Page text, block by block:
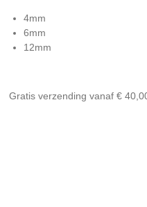
4mm
6mm
12mm
Gratis verzending vanaf €